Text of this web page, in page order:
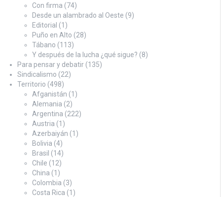
Con firma (74)
Desde un alambrado al Oeste (9)
Editorial (1)
Puño en Alto (28)
Tábano (113)
Y después de la lucha ¿qué sigue? (8)
Para pensar y debatir (135)
Sindicalismo (22)
Territorio (498)
Afganistán (1)
Alemania (2)
Argentina (222)
Austria (1)
Azerbaiyán (1)
Bolivia (4)
Brasil (14)
Chile (12)
China (1)
Colombia (3)
Costa Rica (1)